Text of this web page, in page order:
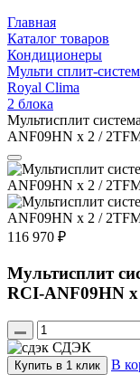
Главная
Каталог товаров
Кондиционеры
Мульти сплит-
Royal Clima
2 блока
Мультисплит
ANF09HN x 2 /
116 970 ₽
Мультисплит
RCI-ANF09HN
СДЭК
Купить в 1 клик В